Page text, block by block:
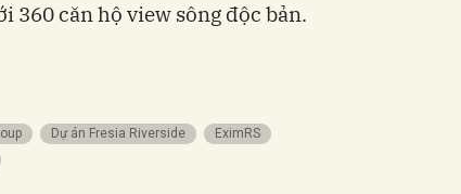
360 căn hộ view sông độc bản.
dự án Fresia Riverside
EximRS